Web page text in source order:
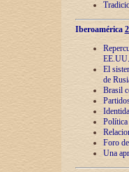
Iberoamérica
EE.UU.
El
de
Brasil
Política
Foro
Una